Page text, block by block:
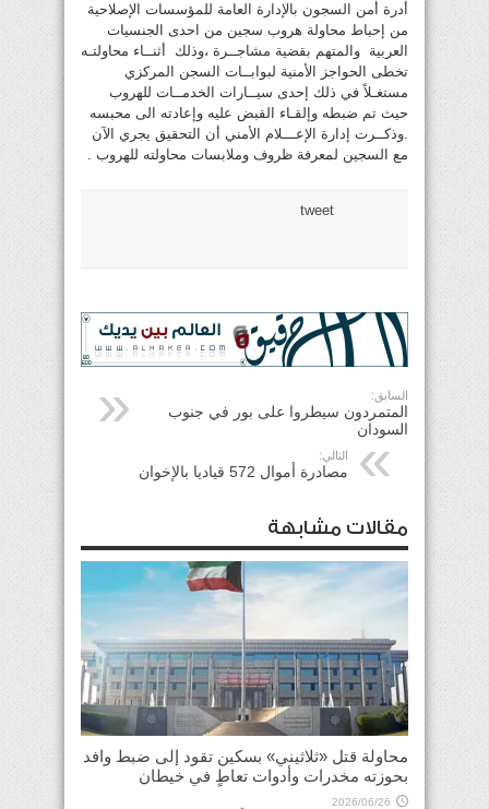
أدرة أمن السجون بالإدارة العامة للمؤسسات الإصلاحية
من إحباط محاولة هروب سجين من احدى الجنسيات
العربية والمتهم بقضية مشاجــرة ،وذلك أثنــاء محاولتـه
تخطى الحواجز الأمنية لبوابــات السجن المركزي
مستغـلاً في ذلك إحدى سيــارات الخدمــات للهروب
حيث تم ضبطه وإلقـاء القبض عليه وإعادته الى محبسه
.وذكــرت إدارة الإعـــلام الأمني أن التحقيق يجري الآن
مع السجين لمعرفة ظروف وملابسات محاولته للهروب .
tweet
السابق:
المتمردون سيطروا على بور في جنوب
السودان
التالي:
مصادرة أموال 572 قياديا بالإخوان
مقالات مشابهة
محاولة قتل «ثلاثيني» بسكين تقود إلى ضبط وافد
بحوزته مخدرات وأدوات تعاطٍ في خيطان
2026/06/26